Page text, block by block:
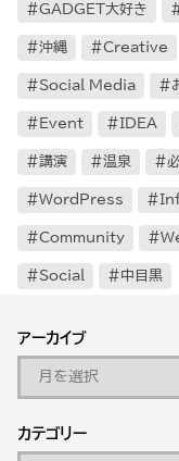
GADGET大好き
沖縄 Creative
Social Media
Event IDEA
講演 温泉
WordPress
Community
Social 中目黒
アーカイブ
カテゴリー